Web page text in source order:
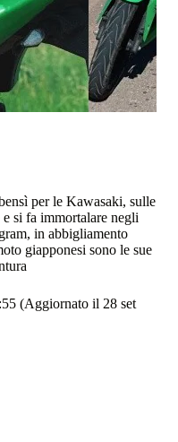
per le Kawasaki, sulle
si fa immortalare negli
in abbigliamento
giapponesi sono le sue
(Aggiornato il 28 set